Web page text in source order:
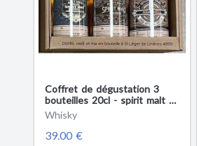
Coffret de dégustation 3
bouteilles 20cl - spirit malt +
spirit malt tourbé + rhum -
Produit en Anjou
Whisky
39.00 €